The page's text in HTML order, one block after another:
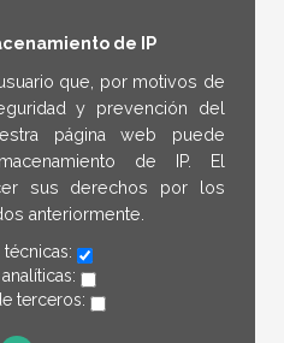
de IP
que, por motivos de
y prevención del
página web puede
de IP. El
sus derechos por los
anteriormente.
terceros: